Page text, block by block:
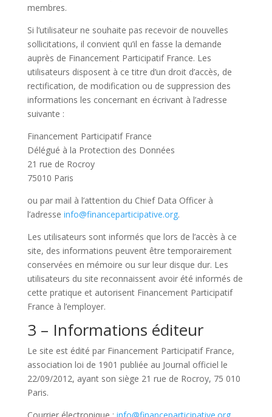
membres.
Si l’utilisateur ne souhaite pas recevoir de nouvelles
sollicitations, il convient qu’il en fasse la demande
auprès de Financement Participatif France. Les
utilisateurs disposent à ce titre d’un droit d’accès, de
rectification, de modification ou de suppression des
informations les concernant en écrivant à l’adresse
suivante :
Financement Participatif France
Délégué à la Protection des Données
21 rue de Rocroy
75010 Paris
ou par mail à l’attention du Chief Data Officer à
l’adresse info@financeparticipative.org.
Les utilisateurs sont informés que lors de l’accès à ce
site, des informations peuvent être temporairement
conservées en mémoire ou sur leur disque dur. Les
utilisateurs du site reconnaissent avoir été informés de
cette pratique et autorisent Financement Participatif
France à l’employer.
3 – Informations éditeur
Le site est édité par Financement Participatif France,
association loi de 1901 publiée au Journal officiel le
22/09/2012, ayant son siège 21 rue de Rocroy, 75 010
Paris.